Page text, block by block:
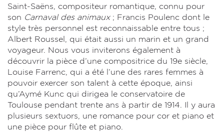
Saint-Saëns, compositeur romantique, connu pour
son Carnaval des animaux; Francis Poulenc dont le
style très personnel est reconnaissable entre tous ;
Albert Roussel, qui était aussi un marin et un grand
voyageur. Nous vous inviterons également à
découvrir la pièce d’une compositrice du 19e siècle,
Louise Farrenc, qui a été l’une des rares femmes à
pouvoir exercer son talent à cette époque, ainsi
qu’Aymé Kunc qui dirigea le conservatoire de
Toulouse pendant trente ans à partir de 1914. Il y aura
plusieurs sextuors, une romance pour cor et piano et
une pièce pour flûte et piano.